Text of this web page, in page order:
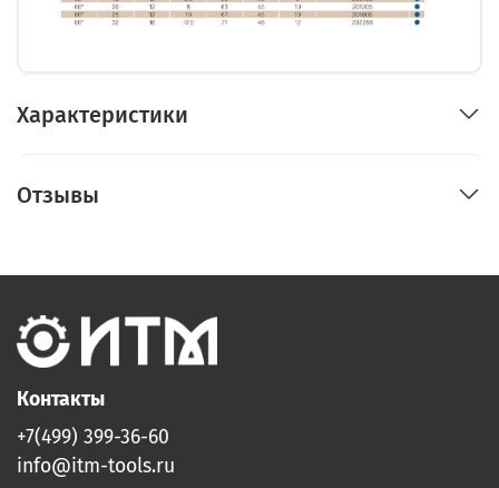
Характеристики
Отзывы
Контакты
+7(499) 399-36-60
info@itm-tools.ru